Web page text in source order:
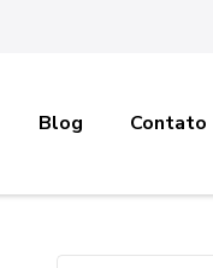
Blog Contato